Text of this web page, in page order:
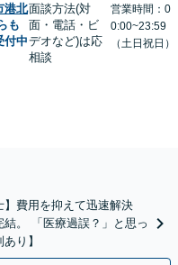
港北
も
付中
面談方法(対
面・電話・ビ
デオなど)は応
相談
営業時間：0
0:00~23:59
（土日祝日）
】費用を抑えて迅速解決
。 「医療過誤？」と思っ
り】